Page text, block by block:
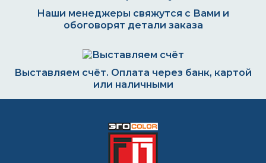
Наши менеджеры свяжутся с Вами и
обоговорят детали заказа
Выставляем счёт. Оплата через банк, картой
или наличными
Формируем заказ и отправляем транспортной
компанией